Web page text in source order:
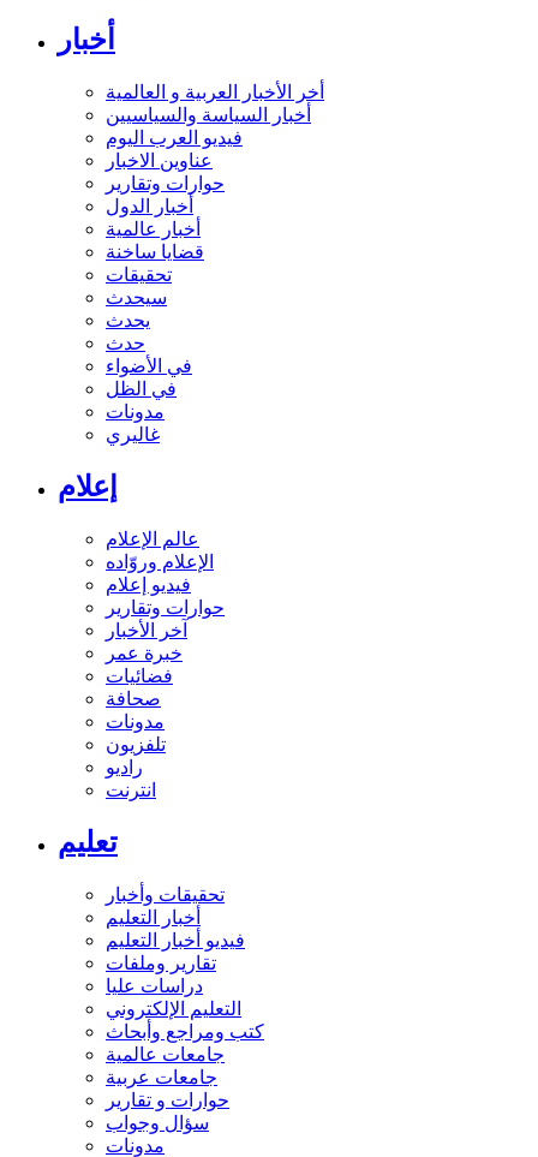
أخبار
أخر الأخبار العربية و العالمية
أخبار السياسة والسياسيين
فيديو العرب اليوم
عناوين الاخبار
حوارات وتقارير
أخبار الدول
أخبار عالمية
قضايا ساخنة
تحقيقات
سيحدث
يحدث
حدث
في الأضواء
في الظل
مدونات
غاليري
إعلام
عالم الإعلام
الإعلام وروّاده
فيديو إعلام
حوارات وتقارير
آخر الأخبار
خبرة عمر
فضائيات
صحافة
مدونات
تلفزيون
راديو
انترنت
تعليم
تحقيقات وأخبار
أخبار التعليم
فيديو أخبار التعليم
تقارير وملفات
دراسات عليا
التعليم الإلكتروني
كتب ومراجع وأبحاث
جامعات عالمية
جامعات عربية
حوارات و تقارير
سؤال وجواب
مدونات